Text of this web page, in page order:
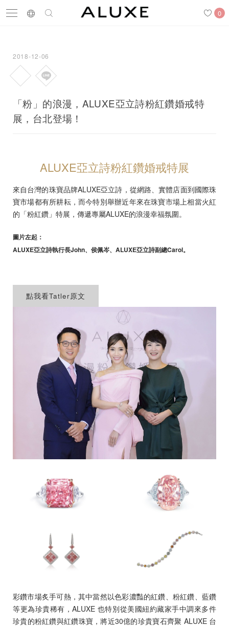
0
求婚鑽戒
求婚鑽戒
結婚戒指
珠寶鑽飾
黃金金飾
婚禮護照
線上購物
LANGUAGE
2018-12-06
「粉」的浪漫，ALUXE亞立詩粉紅鑽婚戒特
展，台北登場！
ALUXE亞立詩粉紅鑽婚戒特展
來自台灣的珠寶品牌ALUXE亞立詩，從網路、實體店面到國際珠
寶市場都有所耕耘，而今特別舉辦近年來在珠寶市場上相當火紅
的「粉紅鑽」特展，傳遞專屬ALUXE的浪漫幸福氛圍。
圖片左起：
ALUXE亞立詩執行長John、侯佩岑、ALUXE亞立詩副總Carol。
點我看Tatler原文
彩鑽市場炙手可熱，其中當然以色彩濃豔的紅鑽、粉紅鑽、藍鑽
等更為珍貴稀有，ALUXE 也特別從美國紐約藏家手中調來多件
珍貴的粉紅鑽與紅鑽珠寶，將近30億的珍貴寶石齊聚 ALUXE 台